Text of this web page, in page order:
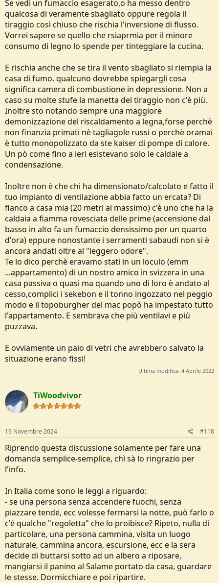
Se vedi un fumaccio esagerato,o ha messo dentro
qualcosa di veramente sbagliato oppure regola il
tiraggio così chiuso che rischia l'inversione di flusso.
Vorrei sapere se quello che rsiaprmia per il minore
consumo di legno lo spende per tinteggiare la cucina.
E rischia anche che se tira il vento sbagliato si riempia la
casa di fumo. qualcuno dovrebbe spiegargli cosa
significa camera di combustione in depressione. Non a
caso su molte stufe la manetta del tiraggio non c'è più.
Inoltre sto notando sempre una maggiore
demonizzazione del riscaldamento a legna,forse perchè
non finanzia primati nè tagliagole russi o perchè oramai
è tutto monopolizzato da ste kaiser di pompe di calore.
Un pò come fino a ieri esistevano solo le caldaie a
condensazione.
Inoltre non è che chi ha dimensionato/calcolato e fatto il
tuo impianto di ventilazione abbia fatto un ercata? Di
fianco a casa mia (20 metri al massimo) c'è uno che ha la
caldaia a fiamma rovesciata delle prime (accensione dal
basso in alto fa un fumaccio densissimo per un quarto
d'ora) eppure nonostante i serramenti sabaudi non si è
ancora andati oltre al "leggero odore".
Te lo dico perchè eravamo stati in un loculo (emm
...appartamento) di un nostro amico in svizzera in una
casa passiva o quasi ma quando uno di loro è andato al
cesso,complici i sekebon e il tonno ingozzato nel peggio
modo e il topoburgher del mac popò ha impestato tutto
l'appartamento. E sembrava che più ventilavi e più
puzzava.
E ovviamente un paio di vetri che avrebbero salvato la
situazione erano fissi!
Ultima modifica: 4 Aprile 2022
TiWoodvivor
19 Novembre 2024 #118
Riprendo questa discussione solamente per fare una
domanda semplice-semplice, chì sà lo ringrazio per
l'info.
In Italia come sono le leggi a riguardo:
- se una persona senza accendere fuochi, senza
piazzare tende, ecc volesse fermarsi la notte, può farlo o
c'é qualche "regoletta" che lo proibisce? Ripeto, nulla di
particolare, una persona cammina, visita un luogo
naturale, cammina ancora, escursione, ecc e la sera
decide di buttarsi sotto ad un albero a riposare,
mangiarsi il panino al Salame portato da casa, guardare
le stesse. Dormicchiare e poi ripartire.